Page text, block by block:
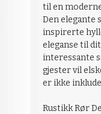
til en
Den elegante
inspirerte
eleganse til
interessante
gjester vil
er ikke
Rustikk Rør